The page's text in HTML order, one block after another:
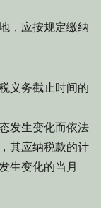
，应按规定缴纳
义务截止时间的
发生变化而依法
其应纳税款的计
生变化的当月